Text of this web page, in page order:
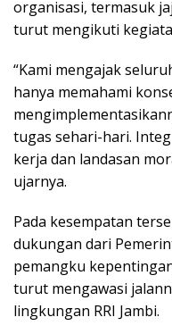
organisasi, termasuk
turut mengikuti
“Kami mengajak
hanya memahami
tugas sehari-hari.
kerja dan landasan
ujarnya.
Pada kesempatan
dukungan dari
pemangku
turut mengawasi
lingkungan RRI Jambi.